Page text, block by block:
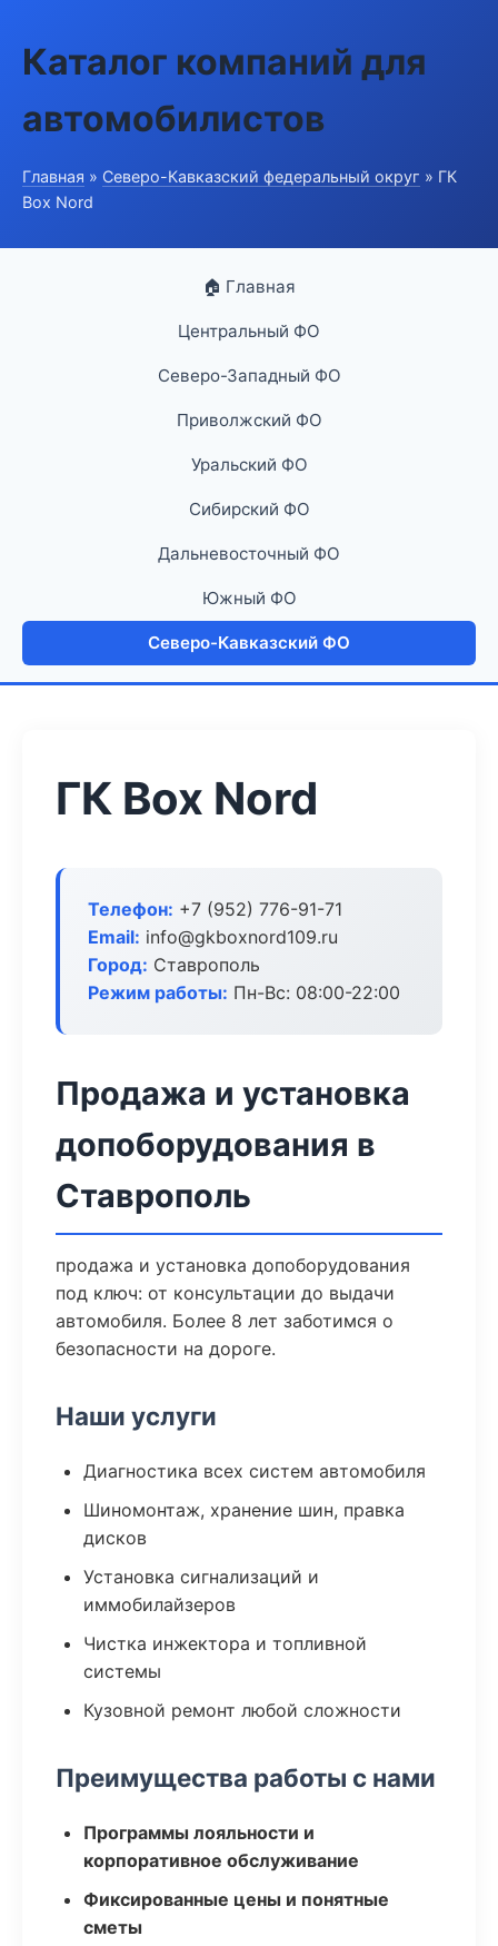
Каталог компаний для
автомобилистов
Главная » Северо-Кавказский федеральный округ » ГК
Box Nord
🏠 Главная
Центральный ФО
Северо-Западный ФО
Приволжский ФО
Уральский ФО
Сибирский ФО
Дальневосточный ФО
Южный ФО
Северо-Кавказский ФО
ГК Box Nord
Телефон: +7 (952) 776-91-71
Email: info@gkboxnord109.ru
Город: Ставрополь
Режим работы: Пн-Вс: 08:00-22:00
Продажа и установка
допоборудования в
Ставрополь
продажа и установка допоборудования
под ключ: от консультации до выдачи
автомобиля. Более 8 лет заботимся о
безопасности на дороге.
Наши услуги
Диагностика всех систем автомобиля
Шиномонтаж, хранение шин, правка
дисков
Установка сигнализаций и
иммобилайзеров
Чистка инжектора и топливной
системы
Кузовной ремонт любой сложности
Преимущества работы с нами
Программы лояльности и
корпоративное обслуживание
Фиксированные цены и понятные
сметы